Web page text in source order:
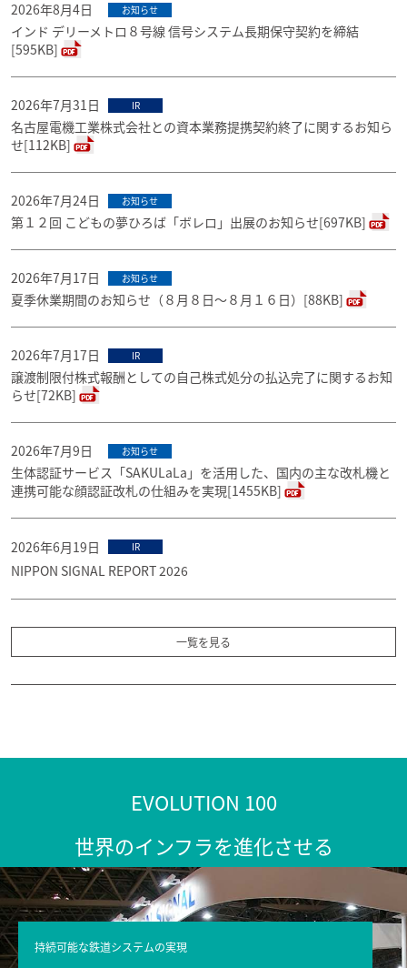
2026年8月4日 お知らせ
インド デリーメトロ８号線 信号システム長期保守契約を締結
[595KB]
2026年7月31日 IR
名古屋電機工業株式会社との資本業務提携契約終了に関するお知ら
せ[112KB]
2026年7月24日 お知らせ
第１２回 こどもの夢ひろば「ボレロ」出展のお知らせ[697KB]
2026年7月17日 お知らせ
夏季休業期間のお知らせ（８月８日～８月１６日）[88KB]
2026年7月17日 IR
譲渡制限付株式報酬としての自己株式処分の払込完了に関するお知
らせ[72KB]
2026年7月9日 お知らせ
生体認証サービス「SAKULaLa」を活用した、国内の主な改札機と
連携可能な顔認証改札の仕組みを実現[1455KB]
2026年6月19日 IR
NIPPON SIGNAL REPORT 2026
一覧を見る
EVOLUTION 100
世界のインフラを進化させる
持続可能な鉄道システムの実現